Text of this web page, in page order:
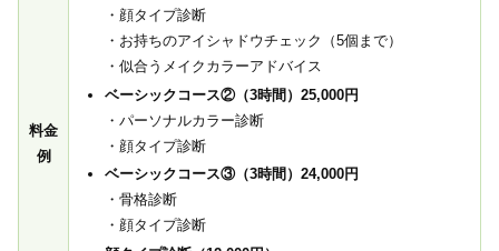
料金
例
・顔タイプ診断
・お持ちのアイシャドウチェック（5個まで）
・似合うメイクカラーアドバイス
ベーシックコース②（3時間）25,000円
・パーソナルカラー診断
・顔タイプ診断
ベーシックコース③（3時間）24,000円
・骨格診断
・顔タイプ診断